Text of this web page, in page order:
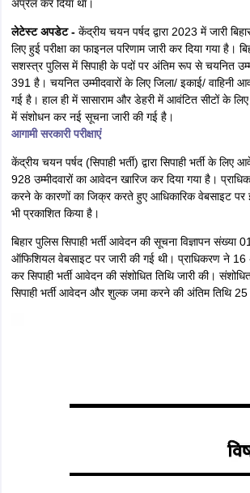
बिहार सिपाही भर्ती परीक्षा के लिए सीएसबीसी एडमिट कार्ड
किए जाएंगे। बिहार पुलिस कांस्टेबल एडमिट कार्ड
लॉगिन क्रेडेंशियल की आवश्यकता होगी। बिहार पुलिस सिपाही
(Bihar police constable recruitment exam 2025
होने वाले उम्मीदवारों के लिए 20 जून को बिहार पुलिस
स्लिप जारी कर दिया है।
लिखित परीक्षा एवं ई प्रवेश पत्र संबंधी सूचना पीडीएफ देखें
बिहार पुलिस एडमिट कार्ड डाउनलोड विंडो